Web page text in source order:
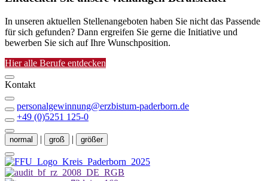
In unseren aktuellen Stellenangeboten haben Sie nicht das Passende
für sich gefunden? Dann ergreifen Sie gerne die Initiative und
bewerben Sie sich auf Ihre Wunschposition.
Hier alle Berufe entdecken
Kontakt
personalgewinnung@erzbistum-paderborn.de
+49 (0)5251 125-0
normal | groß | größer